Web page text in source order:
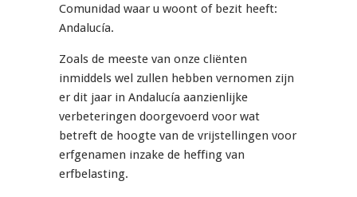
Comunidad waar u woont of bezit heeft:
Andalucía.
Zoals de meeste van onze cliënten
inmiddels wel zullen hebben vernomen zijn
er dit jaar in Andalucía aanzienlijke
verbeteringen doorgevoerd voor wat
betreft de hoogte van de vrijstellingen voor
erfgenamen inzake de heffing van
erfbelasting.